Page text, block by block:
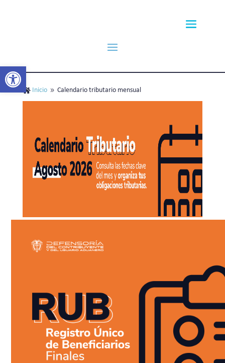
Abrir barra de herramientas
 Inicio 9 Calendario tributario mensual